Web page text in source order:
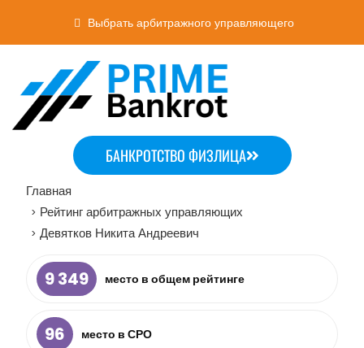
Выбрать арбитражного управляющего
БАНКРОТСТВО ФИЗЛИЦА
Главная
> Рейтинг арбитражных управляющих
> Девятков Никита Андреевич
9 349 место в общем рейтинге
96
место в СРО